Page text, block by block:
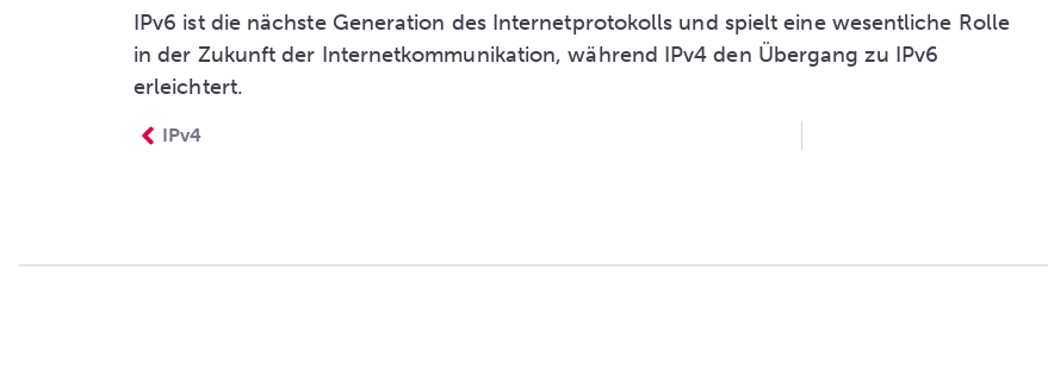
IPv6 ist die nächste Generation des Internetprotokolls und spielt eine wesentliche Rolle
in der Zukunft der Internetkommunikation, während IPv4 den Übergang zu IPv6
erleichtert.
IPv4